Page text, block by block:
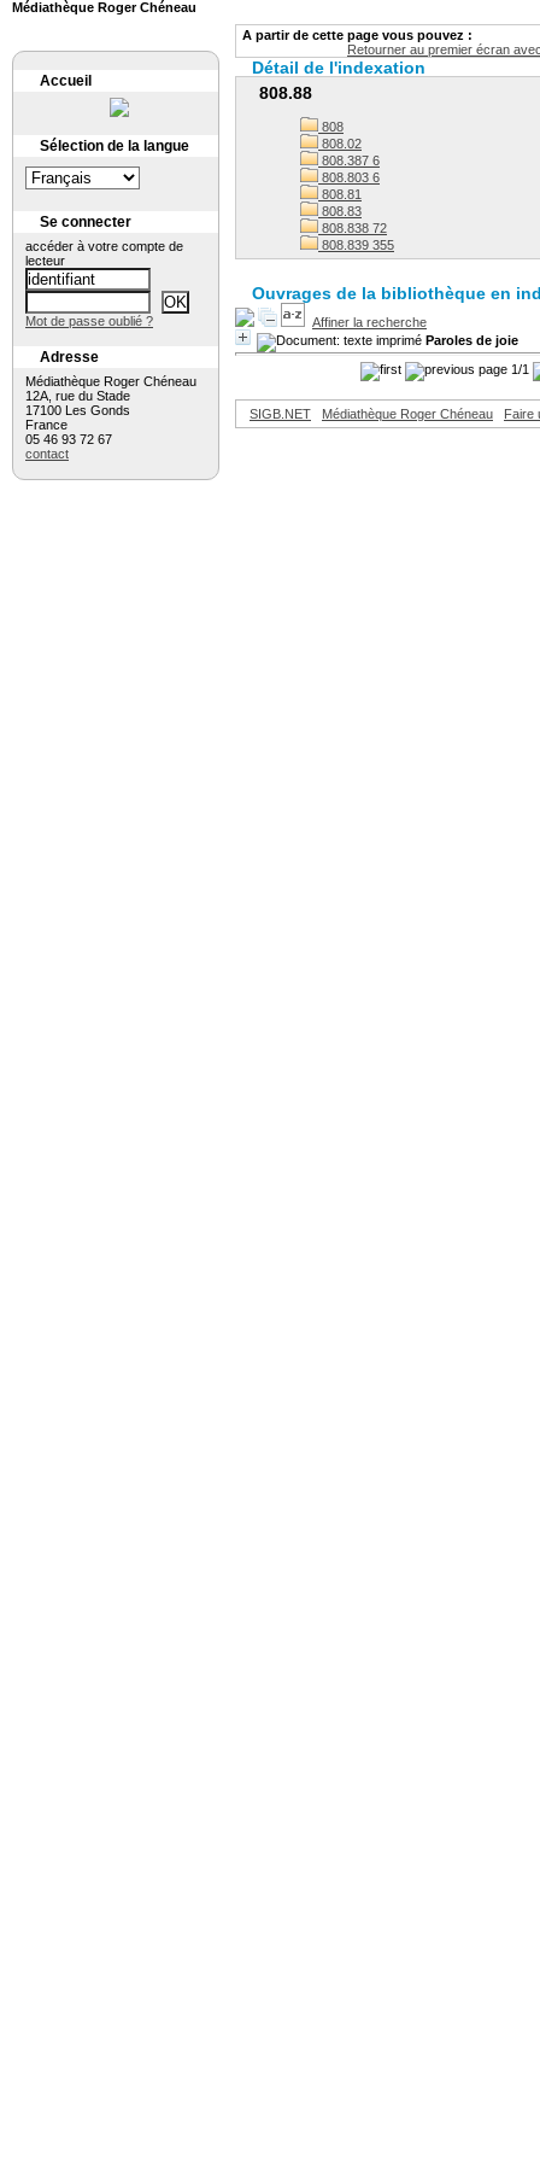
A partir de cette page vous pouvez :
Retourner au premier écran
Détail de l'indexation
808.88
808
808.02
808.387 6
808.803 6
808.81
808.83
808.838 72
808.839 355
Ouvrages de la bibliothèque en
Affiner la recherche
Paroles de joie
page 1/1
SIGB.NET Médiathèque Roger Chéneau Faire
Médiathèque Roger Chéneau
Accueil
Sélection de la langue
Se connecter
accéder à votre compte de
lecteur
Mot de passe oublié ?
Adresse
Médiathèque Roger Chéneau
12A, rue du Stade
17100 Les Gonds
France
05 46 93 72 67
contact